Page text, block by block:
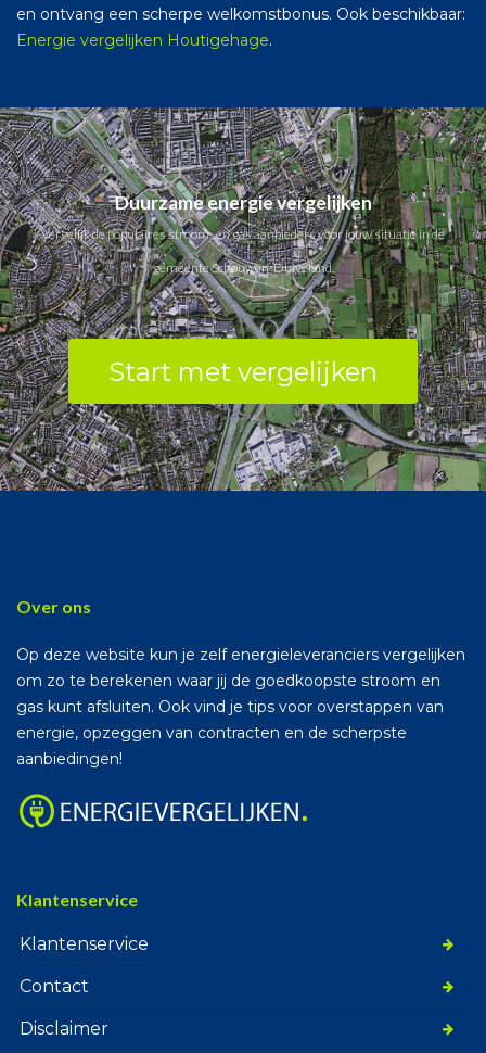
en ontvang een scherpe welkomstbonus. Ook beschikbaar:
Energie vergelijken Houtigehage.
Duurzame energie vergelijken
Vergelijk de populaires stroom- en gas aanbieders voor jouw situatie in de
gemeente Schouwen-Duiveland.
Start met vergelijken
Over ons
Op deze website kun je zelf energieleveranciers vergelijken
om zo te berekenen waar jij de goedkoopste stroom en
gas kunt afsluiten. Ook vind je tips voor overstappen van
energie, opzeggen van contracten en de scherpste
aanbiedingen!
Klantenservice
Klantenservice
Contact
Disclaimer